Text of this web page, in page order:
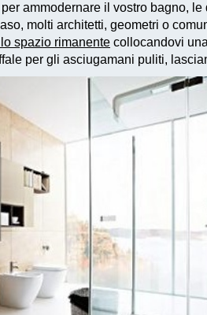
ammodernare il vostro bagno,
molti architetti, geometri o
spazio rimanente collocandovi
per gli asciugamani puliti,